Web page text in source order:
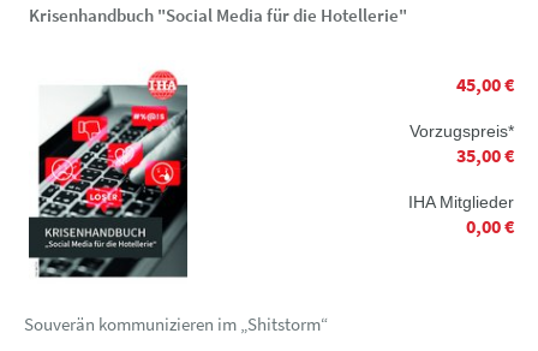
Krisenhandbuch "Social Media für die Hotellerie"
45,00 €
Vorzugspreis*
35,00 €
IHA Mitglieder
0,00 €
Souverän kommunizieren im „Shitstorm“